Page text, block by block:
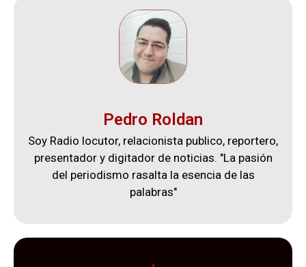
Pedro Roldan
Soy Radio locutor, relacionista publico, reportero,
presentador y digitador de noticias. "La pasión
del periodismo rasalta la esencia de las
palabras"